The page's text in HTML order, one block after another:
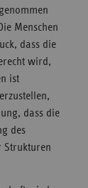
Menschen
dass die
wird,
ist
dass die
des
Strukturen